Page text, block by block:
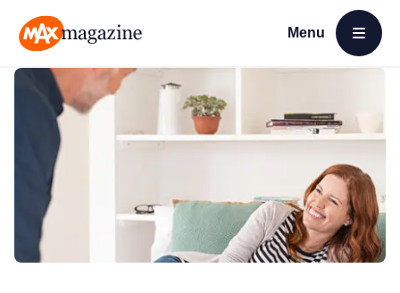
Menu
Open menu